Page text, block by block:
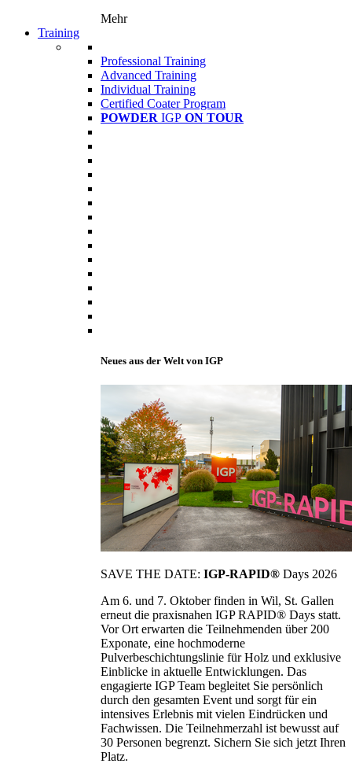
Mehr
Training
Professional Training
Advanced Training
Individual Training
Certified Coater Program
POWDER IGP ON TOUR
Neues aus der Welt von IGP
SAVE THE DATE: IGP-RAPID® Days 2026
Am 6. und 7. Oktober finden in Wil, St. Gallen
erneut die praxisnahen IGP RAPID® Days statt.
Vor Ort erwarten die Teilnehmenden über 200
Exponate, eine hochmoderne
Pulverbeschichtungslinie für Holz und exklusive
Einblicke in aktuelle Entwicklungen. Das
engagierte IGP Team begleitet Sie persönlich
durch den gesamten Event und sorgt für ein
intensives Erlebnis mit vielen Eindrücken und
Fachwissen. Die Teilnehmerzahl ist bewusst auf
30 Personen begrenzt. Sichern Sie sich jetzt Ihren
Platz.